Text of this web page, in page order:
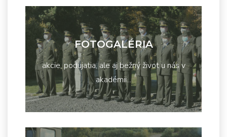
FOTOGALÉRIA
akcie, podujatia, ale aj bežný život u nás v
akadémii...